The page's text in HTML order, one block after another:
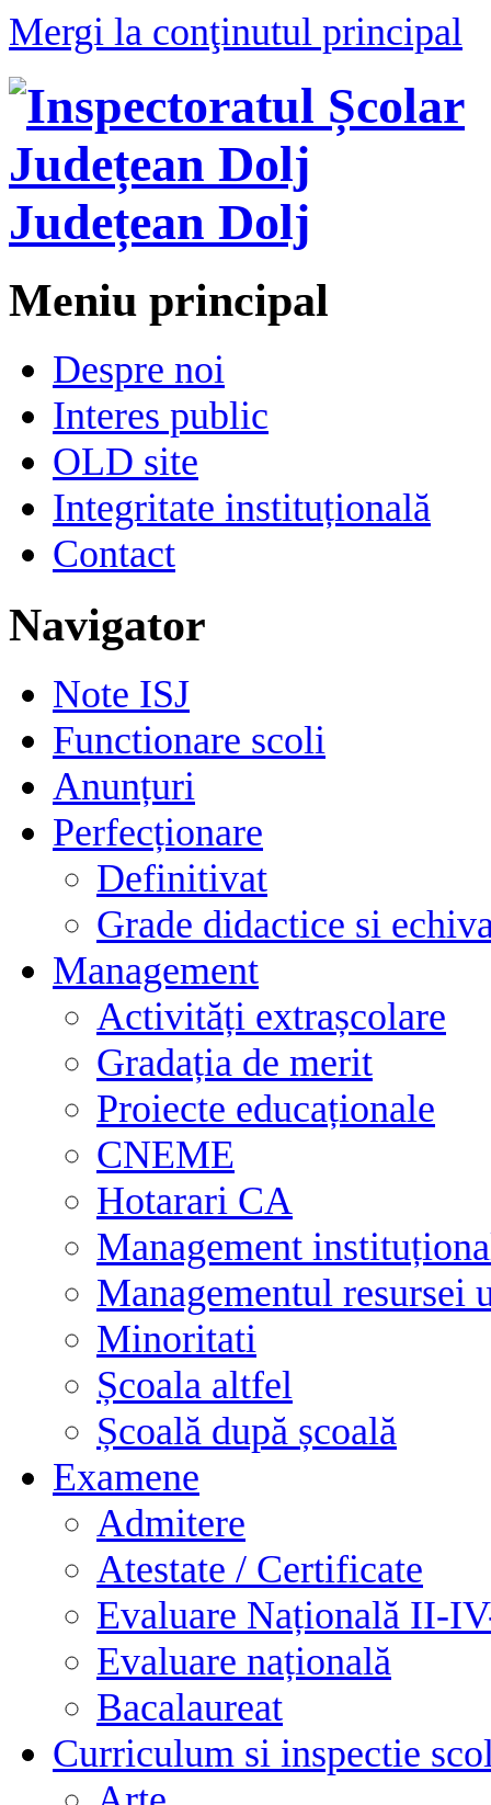
Mergi la conţinutul principal
Județean Dolj
Meniu principal
Despre noi
Interes public
OLD site
Integritate instituțională
Contact
Navigator
Note ISJ
Functionare scoli
Anunțuri
Perfecționare
Definitivat
Grade didactice si
Management
Activități extrașcolare
Gradația de merit
Proiecte educaționale
CNEME
Hotarari CA
Management
Managementul resursei
Minoritati
Școala altfel
Școală după școală
Examene
Admitere
Atestate / Certificate
Evaluare Națională II-
Evaluare națională
Bacalaureat
Curriculum si inspectie